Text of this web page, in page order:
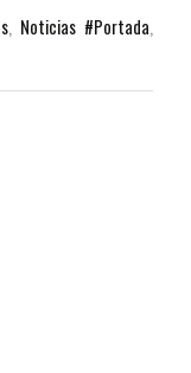
, Noticias #Portada,